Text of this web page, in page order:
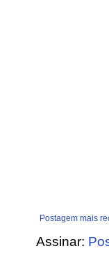
Postagem mais
Assinar: